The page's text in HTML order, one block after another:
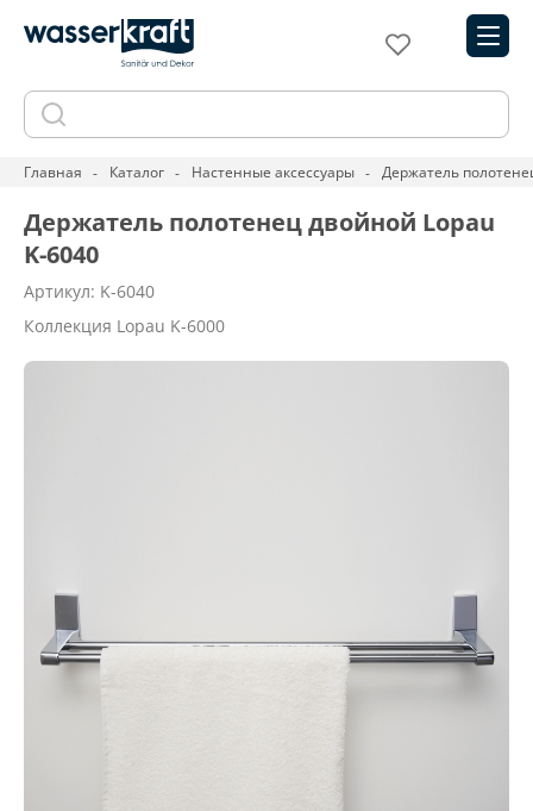
Главная Каталог Настенные аксессуары Держатель
Держатель полотенец двойной Lopau
K-6040
Артикул: K-6040
Коллекция Lopau K-6000